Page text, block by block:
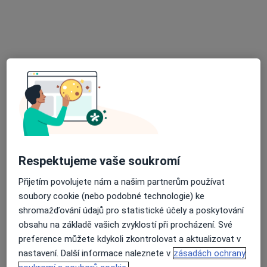
Dostupnost
Na této adrese online kalendář není aktivní
Co mám v takové situaci udělat?
Způsoby platby (soukromé návštěvy)
Na teto adrese lékař přijímá pacienty na pojišťovnu
Víceo adrese
Názory
Přidejte svůj názor
Respektujeme vaše soukromí
Přijetím povolujete nám a našim partnerům používat
soubory cookie (nebo podobné technologie) ke
shromažďování údajů pro statistické účely a poskytování
obsahu na základě vašich zvyklostí při procházení. Své
preference můžete kdykoli zkontrolovat a aktualizovat v
nastavení. Další informace naleznete v zásadách ochrany